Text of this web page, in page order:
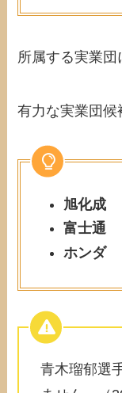
所属する実業団
有力な実業団候
旭化成
富士通
ホンダ
青木瑠郁選